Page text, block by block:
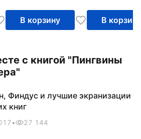
В корзину В корзину
с книгой "Пингвины
Финдус и лучшие экранизации
книг
• 27 144